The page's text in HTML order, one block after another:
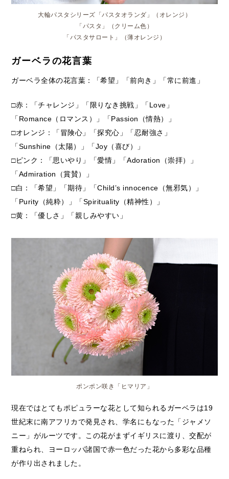
大輪パスタシリーズ「パスタオランダ」（オレンジ）
「パスタ」（クリーム色）
「パスタサロート」（薄オレンジ）
ガーベラの花言葉
ガーベラ全体の花言葉：「希望」「前向き」「常に前進」
□赤：「チャレンジ」「限りなき挑戦」「Love」
「Romance（ロマンス）」「Passion（情熱）」
□オレンジ：「冒険心」「探究心」「忍耐強さ」
「Sunshine（太陽）」「Joy（喜び）」
□ピンク：「思いやり」「愛情」「Adoration（崇拝）」
「Admiration（賞賛）」
□白：「希望」「期待」「Child’s innocence（無邪気）」
「Purity（純粋）」「Spirituality（精神性）」
□黄：「優しさ」「親しみやすい」
ポンポン咲き「ヒマリア」
現在ではとてもポピュラーな花として知られるガーベラは19
世紀末に南アフリカで発見され、学名にもなった「ジャメソ
ニー」がルーツです。この花がまずイギリスに渡り、交配が
重ねられ、ヨーロッパ諸国で赤一色だった花から多彩な品種
が作り出されました。